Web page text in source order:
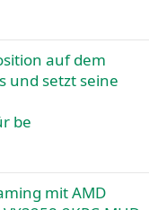
auf dem
und setzt seine
be
mit AMD